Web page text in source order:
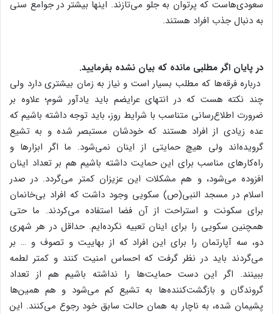
سعودی‌هاست که پرتوان به جلو می‌تازند. اینها بیشتر در جوامع سنی
به دنبال جذب افراد هستند.
در پایان اگر مطلبی مانده که بیان نشده بفرمایید.
درباره فرقه‌ها که مطلب بسیار است و نیاز به زمان بیشتری دارد ولی
چند نکته هست که در انتهای عرایضم باید یادآور شوم؛ علاوه بر
ضرورت اطلاع‌رسانی متناسب با شرایط روز، باید توجه داشته باشیم که
عده زیادی از افراد هستند که خودشان مستبصر شده و به تشیع
گرویده‌اند ولی هیچ حمایتی از اینان نمی‌شود. ما اگر ابزارها و
راه‌کارهای مناسب برای این حمایت داشته باشیم هم بر تعداد اینان
افزوده می‌شود، و هم مشکلات این عزیزان کمتر می‌گردد. در صدر
اسلام در مسجد النبی(ص) سکویی وجود داشت که افراد بی‌خانمان
برای سکونت و استراحت از آن فضا استفاده می‌کردند. ما حتی
همچنین سکویی را برای اینان تعبیه نکرده‌ایم. حداقل در هر شهری
دو، سه آپارتمان را برای این افراد که از بهاییت و تصوف و … بر
می‌گردند باید در نظر گرفت که احساس امنیت کنند و کمتر لطمه
ببینند. اگر این دست حمایت‌ها را نداشته باشیم هم از تعداد
گروندگان و بازگشت‌کننده‌ها به تشیع کم می‌شود و هم همین‌ها
پشیمان شده، به ناچار به همان حالت سابق خود رجوع می‌کنند. این